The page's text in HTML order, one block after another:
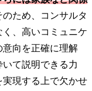
のため、コンサルタ
、高いコミュニケ
向を正確に理解
て説明できる力
現する上で欠かせ